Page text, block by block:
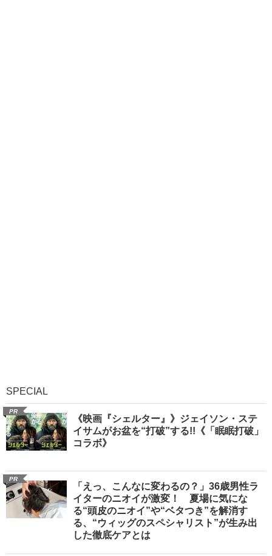
SPECIAL
PR
《映画『シェルター』》ジェイソン・ステ
イサムがお盆を“打破”する!!《「眠眠打破」
コラボ》
PR
「えっ、こんなに変わるの？」36歳男性ラ
イターのニオイが激変！ 夏場に気にな
る“頭皮のニオイ”や“ベタつき”を解消す
る、“ウィッグのスペシャリスト”が生み出
した徹底ケアとは